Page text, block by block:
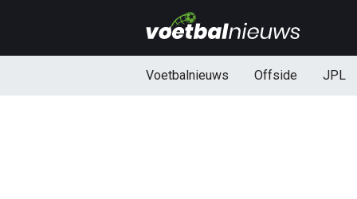
Voetbalnieuws Offside JPL